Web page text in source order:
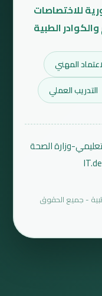
للاختصاصات
الطبية
المهني
التدريب العملي
وزارة الصحة
- جميع الحقوق